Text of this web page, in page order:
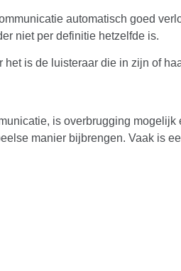
automatisch goed
niet per definitie hetzelfde is.
is de luisteraar die in zijn of
is overbrugging
manier bijbrengen. Vaak is